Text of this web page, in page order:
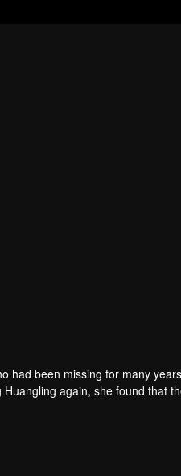
had been missing for many
again, she found that